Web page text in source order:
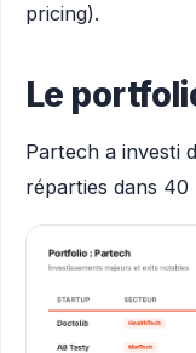
pricing).
Le
Partech a investi
réparties dans 40